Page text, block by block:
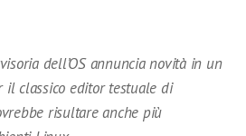
dell’OS annuncia novità in un
il classico editor testuale di
risultare anche più